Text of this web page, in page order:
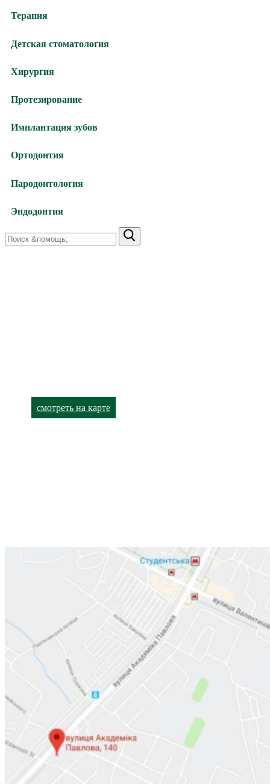
Терапия
Детская стоматология
Хирургия
Протезирование
Имплантация зубов
Ортодонтия
Пародонтология
Эндодонтия
Найти:
смотреть на карте